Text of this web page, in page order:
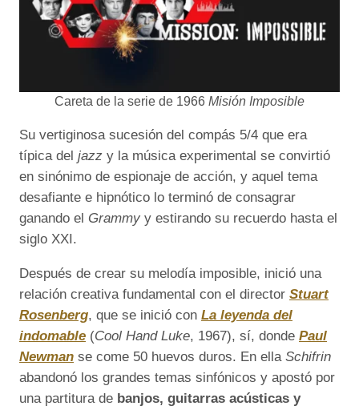
Careta de la serie de 1966 Misión Imposible
Su vertiginosa sucesión del compás 5/4 que era
típica del jazz y la música experimental se convirtió
en sinónimo de espionaje de acción, y aquel tema
desafiante e hipnótico lo terminó de consagrar
ganando el Grammy y estirando su recuerdo hasta el
siglo XXI.
Después de crear su melodía imposible, inició una
relación creativa fundamental con el director Stuart
Rosenberg, que se inició con La leyenda del
indomable (Cool Hand Luke, 1967), sí, donde Paul
Newman se come 50 huevos duros. En ella Schifrin
abandonó los grandes temas sinfónicos y apostó por
una partitura de banjos, guitarras acústicas y